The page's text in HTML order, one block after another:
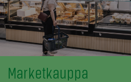
Marketkauppa